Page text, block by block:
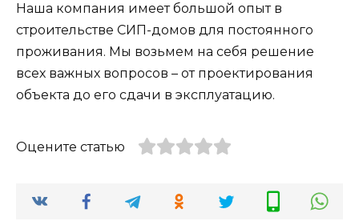
Наша компания имеет большой опыт в
строительстве СИП-домов для постоянного
проживания. Мы возьмем на себя решение
всех важных вопросов – от проектирования
объекта до его сдачи в эксплуатацию.
Оцените статью